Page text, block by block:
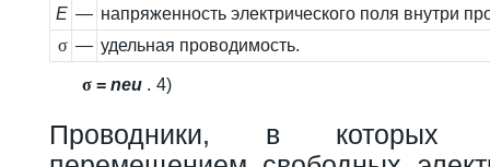
E — напряженность электрического поля внутри
σ — удельная проводимость.
σ = neu . 4)
Проводники, в которых